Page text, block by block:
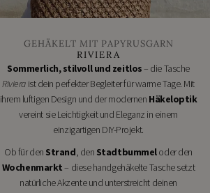
Stoffgeschäfte
Handgemachtes
Schneidereibedarf
Handarbeitszubehör
DIY
Online
Shops
Schmuckzubehör
Nähmaschinen
GEHÄKELT MIT PAPYRUSGARN
RIVIERA
Sommerlich, stilvoll und zeitlos– die Tasche
Rivieraist dein perfekter Begleiter für warme Tage. Mit
ihrem luftigen Design und der modernen Häkeloptik
vereint sie Leichtigkeit und Eleganz in einem
einzigartigen DIY-Projekt.
Ob für den Strand, den Stadtbummeloder den
Wochenmarkt– diese handgehäkelte Tasche setzt
natürliche Akzente und unterstreicht deinen